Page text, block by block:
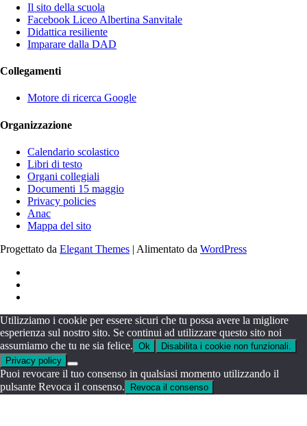
Il sito della scuola
Facebook Liceo Albertina Sanvitale
Didattica resiliente
Imparare dalla DAD
Collegamenti
Motore di ricerca Google
Organizzazione
Calendario scolastico
Libri di testo
Organi collegiali
Documenti 15 maggio
Privacy policies
Anac
Mappa del sito
Progettato da Elegant Themes | Alimentato da WordPress
Utilizziamo i cookie per essere sicuri che tu possa avere la migliore
esperienza sul nostro sito. Se continui ad utilizzare questo sito noi
assumiamo che tu ne sia felice. Ok
Disabilita i cookie non funzionali.
Privacy policy
Puoi revocare il tuo consenso in qualsiasi momento utilizzando il
pulsante Revoca il consenso.
Revoca il consenso